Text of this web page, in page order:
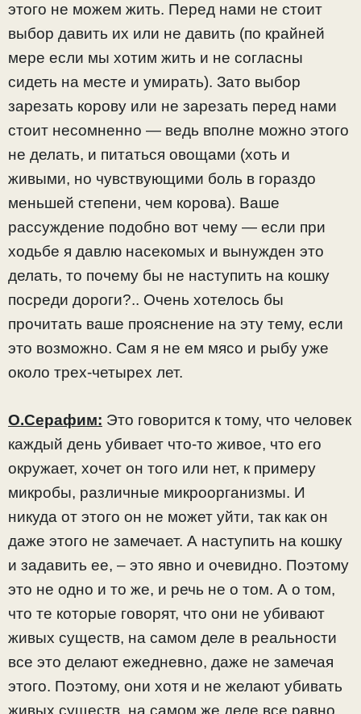
этого не можем жить. Перед нами не стоит
выбор давить их или не давить (по крайней
мере если мы хотим жить и не согласны
сидеть на месте и умирать). Зато выбор
зарезать корову или не зарезать перед нами
стоит несомненно — ведь вполне можно этого
не делать, и питаться овощами (хоть и
живыми, но чувствующими боль в гораздо
меньшей степени, чем корова). Ваше
рассуждение подобно вот чему — если при
ходьбе я давлю насекомых и вынужден это
делать, то почему бы не наступить на кошку
посреди дороги?.. Очень хотелось бы
прочитать ваше прояснение на эту тему, если
это возможно. Сам я не ем мясо и рыбу уже
около трех-четырех лет.
О.Серафим: Это говорится к тому, что человек
каждый день убивает что-то живое, что его
окружает, хочет он того или нет, к примеру
микробы, различные микроорганизмы. И
никуда от этого он не может уйти, так как он
даже этого не замечает. А наступить на кошку
и задавить ее, – это явно и очевидно. Поэтому
это не одно и то же, и речь не о том. А о том,
что те которые говорят, что они не убивают
живых существ, на самом деле в реальности
все это делают ежедневно, даже не замечая
этого. Поэтому, они хотя и не желают убивать
живых существ, на самом же деле все равно